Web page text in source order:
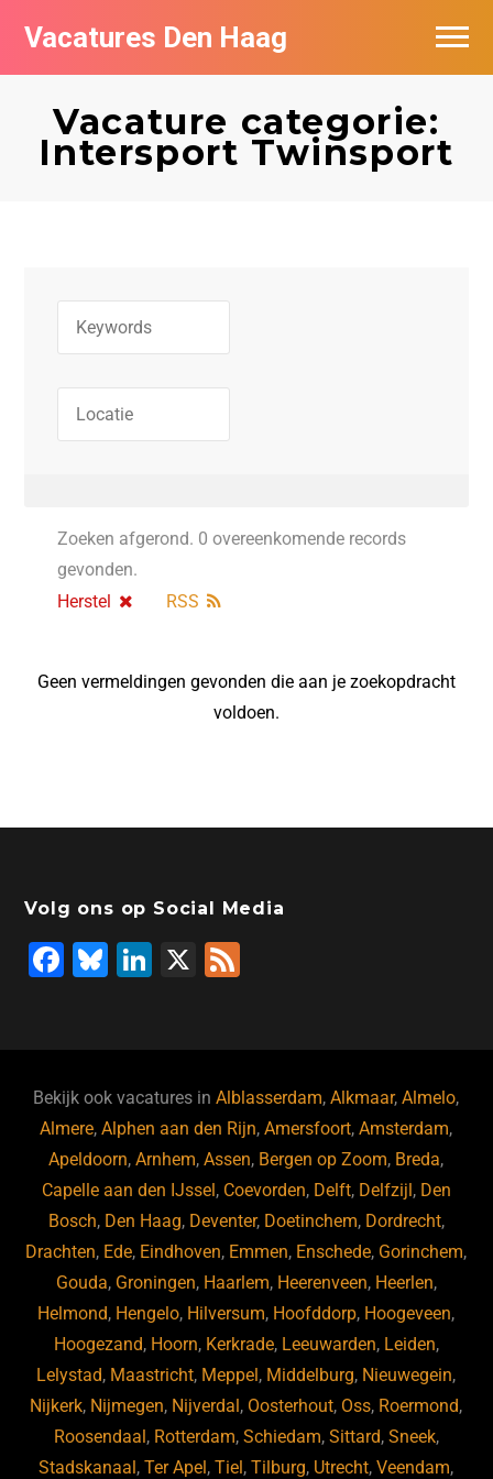
Vacatures Den Haag
Vacature categorie:
Intersport Twinsport
Zoeken afgerond. 0 overeenkomende records
gevonden.
Herstel
RSS
Geen vermeldingen gevonden die aan je zoekopdracht
voldoen.
Volg ons op Social Media
F
b
o
o
k
Bl
ky
Li
dI
n
X
Bekijk ook vacatures inAlblasserdam,Alkmaar,Almelo,
Almere,Alphen aan den Rijn,Amersfoort,Amsterdam,
Apeldoorn,Arnhem,Assen, Bergen op Zoom, Breda,
Capelle aan den IJssel , Coevorden, Delft, Delfzijl , Den
Bosch, Den Haag, Deventer, Doetinchem, Dordrecht,
Drachten, Ede, Eindhoven, Emmen, Enschede, Gorinchem,
Gouda, Groningen, Haarlem, Heerenveen, Heerlen,
Helmond, Hengelo, Hilversum, Hoofddorp, Hoogeveen,
Hoogezand, Hoorn, Kerkrade, Leeuwarden, Leiden,
Lelystad, Maastricht, Meppel , Middelburg, Nieuwegein,
Nijkerk, Nijmegen, Nijverdal , Oosterhout, Oss, Roermond,
Roosendaal , Rotterdam, Schiedam, Sittard, Sneek,
Stadskanaal ,Ter Apel ,Tiel ,Tilburg, Utrecht,Veendam,
Vacatures per bedrijf in Den Haag
Populair